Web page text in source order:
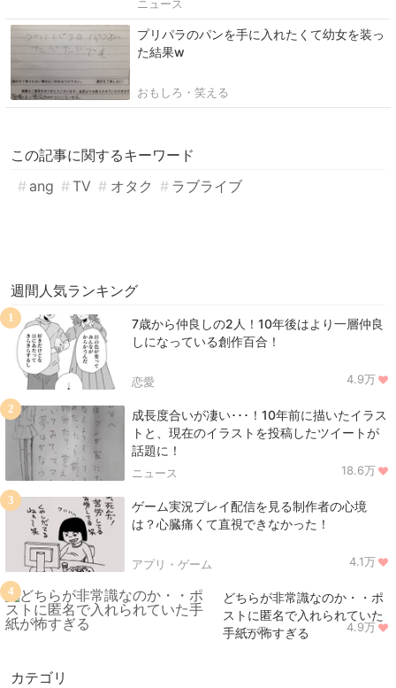
ニュース
プリパラのパンを手に入れたくて幼女を装っ
た結果w
おもしろ・笑える
この記事に関するキーワード
ang
TV オタク ラブライブ
週間人気ランキング
7歳から仲良しの2人！10年後はより一層仲良
しになっている創作百合！
恋愛 4.9万
1
成長度合いが凄い･･･！10年前に描いたイラス
トと、現在のイラストを投稿したツイートが
話題に！
ニュース 18.6万
2
ゲーム実況プレイ配信を見る制作者の心境
は？心臓痛くて直視できなかった！
アプリ・ゲーム 4.1万
3
どちらが非常識なのか・・ポ
ストに匿名で入れられていた
手紙が怖すぎる
ニュース 4.9万
4
カテゴリ